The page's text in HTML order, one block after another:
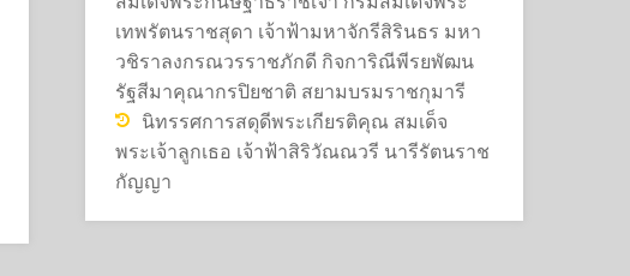
เทพรัตนราชสุดา เจ้าฟ้ามหาจักรีสิรินธร มหา
วชิราลงกรณวรราชภักดี กิจการิณีพีรยพัฒน
รัฐสีมาคุณากรปิยชาติ สยามบรมราชกุมารี
นิทรรศการสดุดีพระเกียรติคุณ สมเด็จ
พระเจ้าลูกเธอ เจ้าฟ้าสิริวัณณวรี นารีรัตนราช
กัญญา